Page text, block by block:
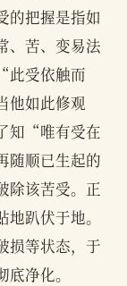
把握是指如
、苦、变易法
此受依触而
他如此修观
知“唯有受在
顺已生起的
除该苦受。正
趴伏于地。
损等状态，于
净化。